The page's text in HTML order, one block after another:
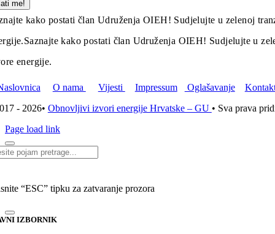
me!
kako postati član Udruženja OIEH! Sudjelujte u zelenoj
Saznajte kako postati član Udruženja OIEH! Sudjelujte u
energije.
O nama Vijesti Impressum Oglašavanje
- 2026• Obnovljivi izvori energije Hrvatske – GU • Sva prava
Page load link
“ESC” tipku za zatvaranje prozora
IZBORNIK